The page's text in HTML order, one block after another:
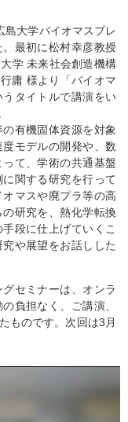
大学バイオマスプレ
最初に松村幸彦教授
学 未来社会創造機構
庸 様より「バイオマ
タイトルで講演をい
有機固体資源を対象
モデルの開発や、数
て、学術の共通基盤
関する研究を行って
マスや廃プラ等の高
研究を、熱化学転換
段に仕上げていくこ
や展望をお話しした
セミナーは、オンラ
負担なく、ご講演、
ものです。次回は3月